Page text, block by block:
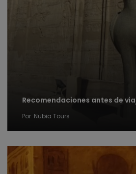
Recomendaciones antes de
Por Nubia Tours